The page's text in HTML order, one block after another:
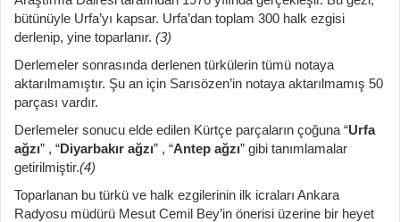
bütünüyle Urfa’yı kapsar. Urfa’dan toplam 300 halk ezgisi
derlenip, yine toparlanır. (3)
Derlemeler sonrasında derlenen türkülerin tümü notaya
aktarılmamıştır. Şu an için Sarısözen’in notaya aktarılmamış 50
parçası vardır.
Derlemeler sonucu elde edilen Kürtçe parçaların çoğuna “Urfa
ağzı” , “Diyarbakır ağzı” , “Antep ağzı” gibi tanımlamalar
getirilmiştir.(4)
Toparlanan bu türkü ve halk ezgilerinin ilk icraları Ankara
Radyosu müdürü Mesut Cemil Bey’in önerisi üzerine bir heyet